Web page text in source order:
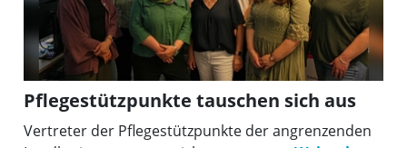
Pflegestützpunkte tauschen sich aus
Vertreter der Pflegestützpunkte der angrenzenden